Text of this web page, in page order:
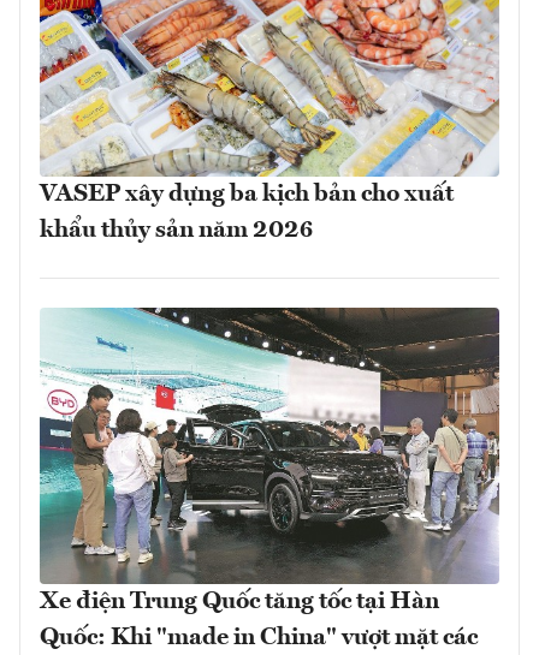
VASEP xây dựng ba kịch bản cho xuất
khẩu thủy sản năm 2026
Xe điện Trung Quốc tăng tốc tại Hàn
Quốc: Khi "made in China" vượt mặt các